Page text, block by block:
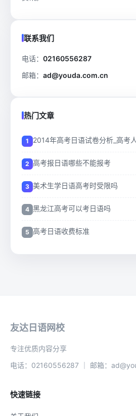
联系我们
电话： 02160556287
邮箱： ad@youda.com.cn
热门文章
2014年高考日语试卷分析_高考
高考报日语哪些不能报考
美术生学日语高考时受限吗
黑龙江高考可以考日语吗
高考日语收费标准
友达日语网校
专注优质内容分享
电话：02160556287 ｜ 邮箱：
快速链接